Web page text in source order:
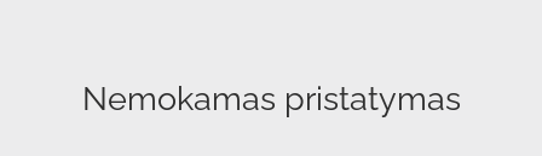
Nemokamas pristatymas